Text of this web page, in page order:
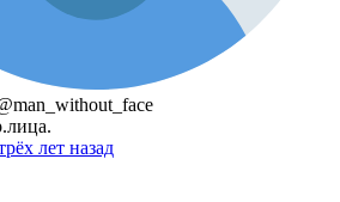
лет назад